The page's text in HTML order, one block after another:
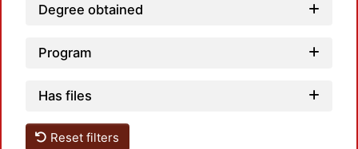
Degree obtained
Program
Has files
Reset filters